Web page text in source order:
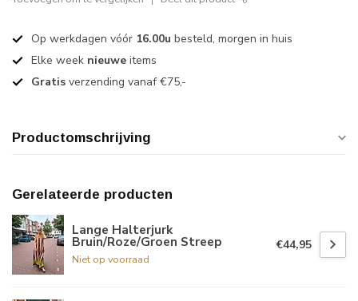
Op werkdagen vóór 16.00u besteld, morgen in huis
Elke week nieuwe items
Gratis verzending vanaf €75,-
Productomschrijving
Gerelateerde producten
Lange Halterjurk
Bruin/Roze/Groen Streep
Niet op voorraad
€44,95